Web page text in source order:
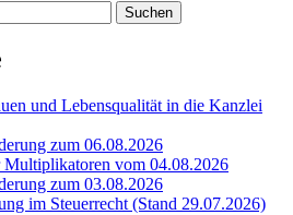
und Lebensqualität in die Kanzlei
zum 06.08.2026
vom 04.08.2026
zum 03.08.2026
im Steuerrecht (Stand 29.07.2026)